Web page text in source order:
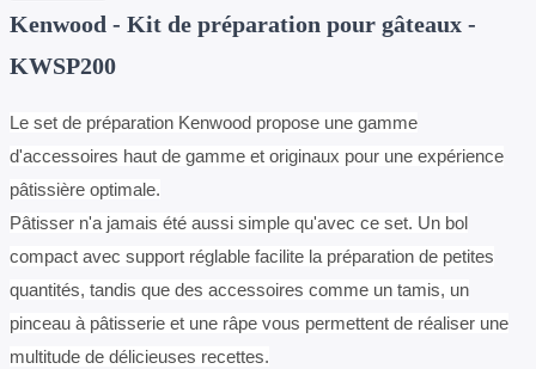
Kenwood - Kit de préparation pour gâteaux -
KWSP200
Le set de préparation Kenwood propose une gamme
d'accessoires haut de gamme et originaux pour une expérience
pâtissière optimale.
Pâtisser n'a jamais été aussi simple qu'avec ce set. Un bol
compact avec support réglable facilite la préparation de petites
quantités, tandis que des accessoires comme un tamis, un
pinceau à pâtisserie et une râpe vous permettent de réaliser une
multitude de délicieuses recettes.